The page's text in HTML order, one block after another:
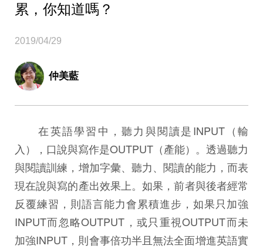
累，你知道嗎？
2019/04/29
仲美藍
在英語學習中，聽力與閱讀是INPUT（輸
入），口說與寫作是OUTPUT（產能）。透過聽力
與閱讀訓練，增加字彙、聽力、閱讀的能力，而表
現在說與寫的產出效果上。如果，前者與後者經常
反覆練習，則語言能力會累積進步，如果只加強
INPUT而忽略OUTPUT，或只重視OUTPUT而未
加強INPUT，則會事倍功半且無法全面增進英語實